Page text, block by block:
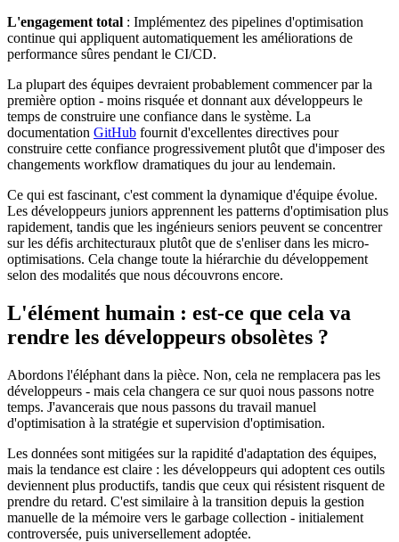
L'engagement total : Implémentez des pipelines d'optimisation
continue qui appliquent automatiquement les améliorations de
performance sûres pendant le CI/CD.
La plupart des équipes devraient probablement commencer par la
première option - moins risquée et donnant aux développeurs le
temps de construire une confiance dans le système. La
documentation GitHub fournit d'excellentes directives pour
construire cette confiance progressivement plutôt que d'imposer des
changements workflow dramatiques du jour au lendemain.
Ce qui est fascinant, c'est comment la dynamique d'équipe évolue.
Les développeurs juniors apprennent les patterns d'optimisation plus
rapidement, tandis que les ingénieurs seniors peuvent se concentrer
sur les défis architecturaux plutôt que de s'enliser dans les micro-
optimisations. Cela change toute la hiérarchie du développement
selon des modalités que nous découvrons encore.
L'élément humain : est-ce que cela va
rendre les développeurs obsolètes ?
Abordons l'éléphant dans la pièce. Non, cela ne remplacera pas les
développeurs - mais cela changera ce sur quoi nous passons notre
temps. J'avancerais que nous passons du travail manuel
d'optimisation à la stratégie et supervision d'optimisation.
Les données sont mitigées sur la rapidité d'adaptation des équipes,
mais la tendance est claire : les développeurs qui adoptent ces outils
deviennent plus productifs, tandis que ceux qui résistent risquent de
prendre du retard. C'est similaire à la transition depuis la gestion
manuelle de la mémoire vers le garbage collection - initialement
controversée, puis universellement adoptée.